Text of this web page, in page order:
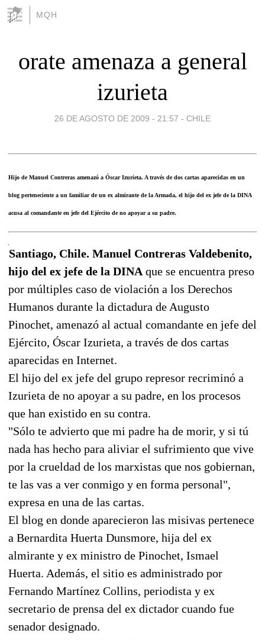
MQH
orate amenaza a general
izurieta
26 DE AGOSTO DE 2009 - 21:57 - CHILE
Hijo de Manuel Contreras amenazó a Óscar Izurieta. A través de dos cartas aparecidas en un
blog perteneciente a un familiar de un ex almirante de la Armada, el hijo del ex jefe de la DINA
acusa al comandante en jefe del Ejército de no apoyar a su padre.
Santiago, Chile. Manuel Contreras Valdebenito,
hijo del ex jefe de la DINA que se encuentra preso
por múltiples caso de violación a los Derechos
Humanos durante la dictadura de Augusto
Pinochet, amenazó al actual comandante en jefe del
Ejército, Óscar Izurieta, a través de dos cartas
aparecidas en Internet.
El hijo del ex jefe del grupo represor recriminó a
Izurieta de no apoyar a su padre, en los procesos
que han existido en su contra.
"Sólo te advierto que mi padre ha de morir, y si tú
nada has hecho para aliviar el sufrimiento que vive
por la crueldad de los marxistas que nos gobiernan,
te las vas a ver conmigo y en forma personal",
expresa en una de las cartas.
El blog en donde aparecieron las misivas pertenece
a Bernardita Huerta Dunsmore, hija del ex
almirante y ex ministro de Pinochet, Ismael
Huerta. Además, el sitio es administrado por
Fernando Martínez Collins, periodista y ex
secretario de prensa del ex dictador cuando fue
senador designado.